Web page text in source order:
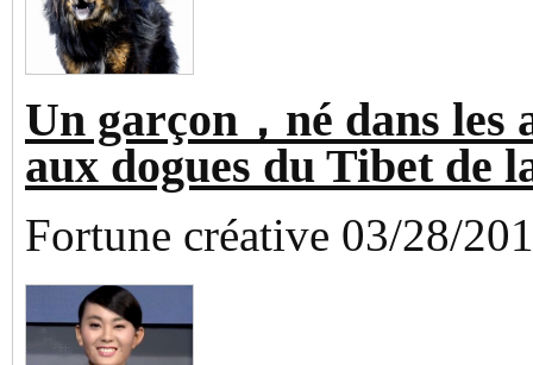
Un garçon，né dans les
aux dogues du Tibet de
Fortune créative 03/28/